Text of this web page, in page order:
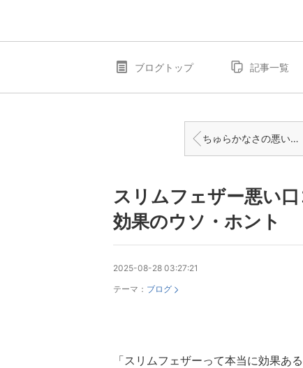
ブログトップ 記事一覧
ちゅらかなさの悪い口コミは本当？効果なしの真相と実際のリアル評価を徹底解説！
スリムフェザー悪い
効果のウソ・ホント
2025-08-28 03:27:21
テーマ： ブログ
「スリムフェザーって本当に効果あ